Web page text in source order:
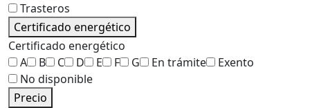
Trasteros
Certificado energético
Certificado energético
A
B C D E F G En trámite
Exento
No disponible
Precio